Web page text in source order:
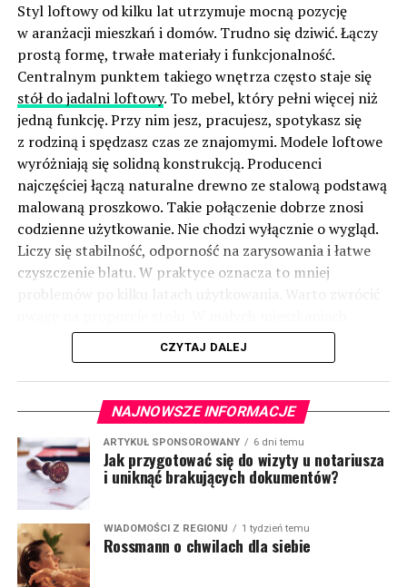
Styl loftowy od kilku lat utrzymuje mocną pozycję
w aranżacji mieszkań i domów. Trudno się dziwić. Łączy
prostą formę, trwałe materiały i funkcjonalność.
Centralnym punktem takiego wnętrza często staje się
stół do jadalni loftowy. To mebel, który pełni więcej niż
jedną funkcję. Przy nim jesz, pracujesz, spotykasz się
z rodziną i spędzasz czas ze znajomymi. Modele loftowe
wyróżniają się solidną konstrukcją. Producenci
najczęściej łączą naturalne drewno ze stalową podstawą
malowaną proszkowo. Takie połączenie dobrze znosi
codzienne użytkowanie. Nie chodzi wyłącznie o wygląd.
Liczy się stabilność, odporność na zarysowania i łatwe
czyszczenie blatu. W praktyce oznacza to mniej
sprawdzają się modele na cienkich stalowych nogach.
Optycznie zajmują mniej miejsca i nie przytłaczają
wnętrza. W większych domach lepiej prezentują się
masywniejsze konstrukcje z grubym drewnianym
blatem. Takie rozwiązania można znaleźć w ofercie
marki Staldrut Loft, która specjalizuje się w meblach
inspirowanych stylem industrialnym.(więcej…)
CZYTAJ DALEJ
NAJNOWSZE INFORMACJE
ARTYKUŁ SPONSOROWANY 6 dni temu
Jak przygotować się do wizyty u notariusza
i uniknąć brakujących dokumentów?
WIADOMOŚCI Z REGIONU 1 tydzień temu
Rossmann o chwilach dla siebie